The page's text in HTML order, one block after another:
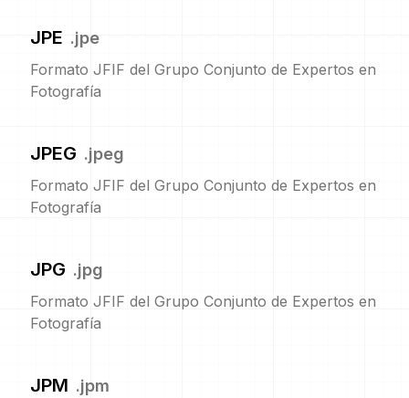
JPE .jpe
Formato JFIF del Grupo Conjunto de Expertos en
Fotografía
JPEG .jpeg
Formato JFIF del Grupo Conjunto de Expertos en
Fotografía
JPG .jpg
Formato JFIF del Grupo Conjunto de Expertos en
Fotografía
JPM .jpm